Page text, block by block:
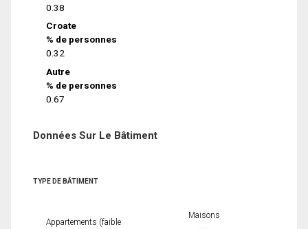
0.38
Croate
% de personnes
0.32
Autre
% de personnes
0.67
Données Sur Le Bâtiment
TYPE DE BÂTIMENT
Appartements (faible
Maisons